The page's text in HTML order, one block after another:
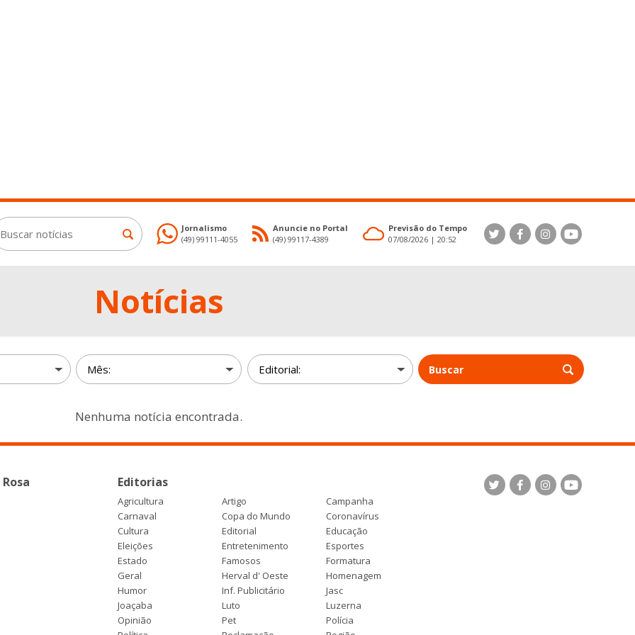
Jornalismo
(49) 99111-4055
Anuncie no Portal
(49) 99117-4389
Previsão do Tempo
07/08/2026 | 20:52
Notícias
Buscar
Nenhuma notícia encontrada.
Editorias
Agricultura Artigo
Campanha
Carnaval
Copa do Mundo
Coronavírus
Cultura
Editorial
Educação
Eleições
Entretenimento
Esportes
Estado
Famosos
Formatura
Geral
Herval d' Oeste
Homenagem
Humor
Inf. Publicitário
Jasc
Joaçaba
Luto
Luzerna
Opinião
Pet
Polícia